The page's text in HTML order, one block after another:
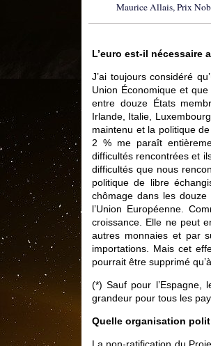
Maurice Allais, Prix
L’euro est-il nécessaire
J’ai toujours considéré
Union Économique et
entre douze États
Irlande, Italie,
maintenu et la politique
2 % me paraît
difficultés rencontrées et
difficultés que nous
politique de libre
chômage dans les
l’Union Européenne.
croissance. Elle ne peut
autres monnaies et par
importations. Mais cet
pourrait être supprimé
(*) Sauf pour
grandeur pour tous les
Quelle organisation